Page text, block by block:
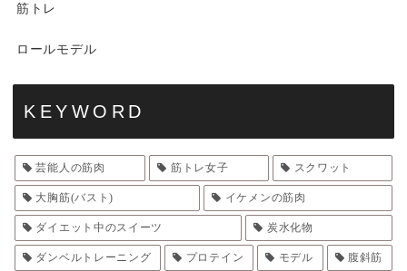
筋トレ
ロールモデル
KEYWORD
芸能人の筋肉 筋トレ女子 スクワット
大胸筋(バスト) イケメンの筋肉
ダイエット中のスイーツ 炭水化物
ダンベルトレーニング プロテイン モデル 腹斜筋